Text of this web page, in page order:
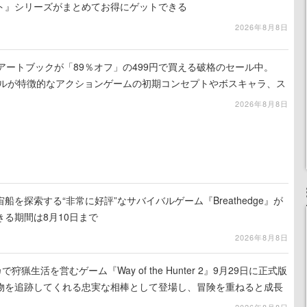
シリーズがまとめてお得にゲットできる
2026年8月8日
トブックが「89％オフ」の499円で買える破格のセール中。
が特徴的なアクションゲームの初期コンセプトやボスキャラ、ス
2026年8月8日
を探索する“非常に好評”なサバイバルゲーム『Breathedge』が
る期間は8月10日まで
2026年8月8日
で狩猟生活を営むゲーム『Way of the Hunter 2』9月29日に正式版
を追跡してくれる忠実な相棒として登場し、冒険を重ねると成長